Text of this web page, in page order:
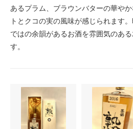
あるプラム、ブラウンバターの華や
トとクコの実の風味が感じられます
ではの余韻があるお酒を雰囲気のあ
す。